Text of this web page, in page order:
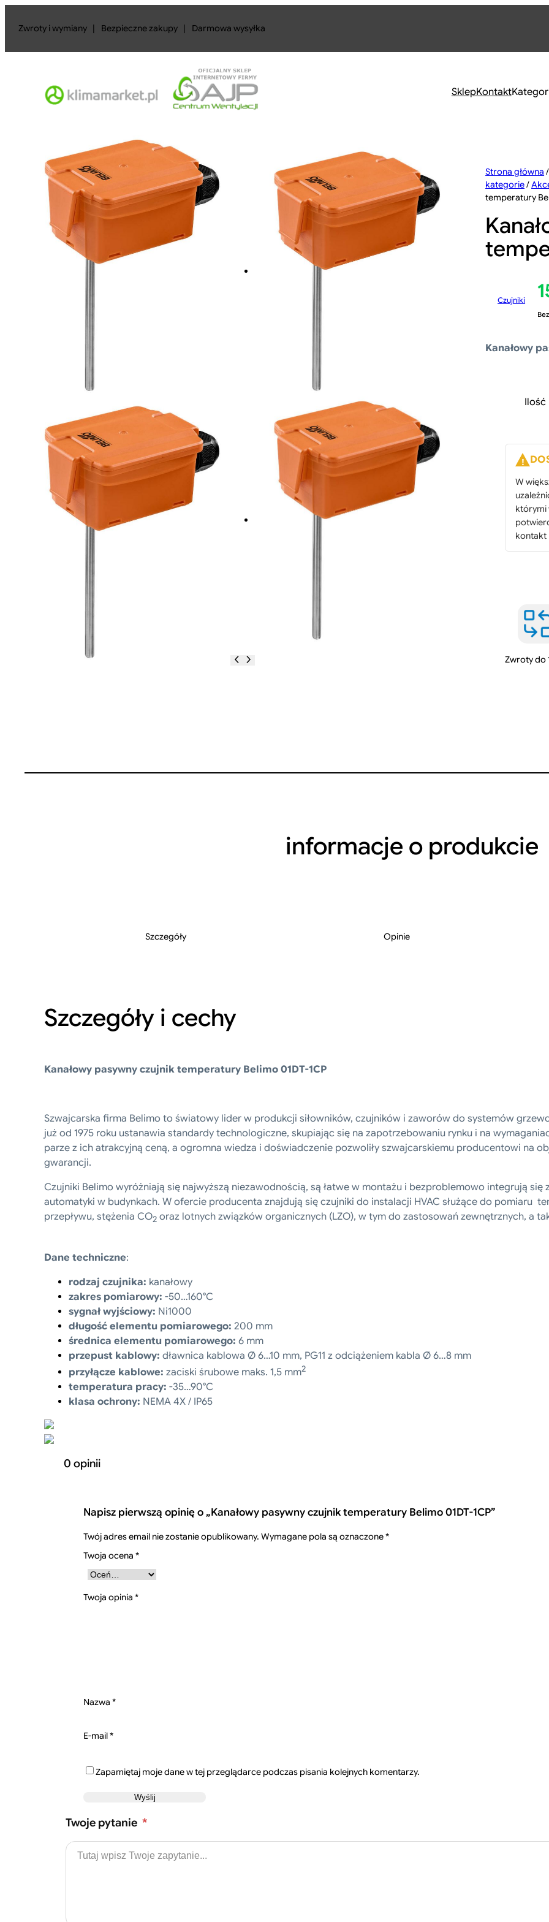
Zwroty i wymiany | Bezpieczne zakupy | Darmowa wysyłka
SklepKontakt
Strona główna
kategorie/
temperatury
Czujniki
Kanałowy
Ilość
i
ć
ł
i
-
1
W
którymi
kontakt
Zwroty do
informacje o produkcie
Szczegóły Opinie
Szczegóły i cechy
Kanałowy pasywny czujnik temperatury Belimo 01DT-1CP
Szwajcarska firma Belimo to światowy lider w produkcji siłowników, czujników i zaworów do systemów
już od 1975 roku ustanawia standardy technologiczne, skupiając się na zapotrzebowaniu rynku i na
parze z ich atrakcyjną ceną, a ogromna wiedza i doświadczenie pozwoliły szwajcarskiemu producentowi na
gwarancji.
Czujniki Belimo wyróżniają się najwyższą niezawodnością, są łatwe w montażu i bezproblemowo integrują
automatyki w budynkach. W ofercie producenta znajdują się czujniki do instalacji HVAC służące do pomiaru
przepływu, stężenia CO2 oraz lotnych związków organicznych (LZO), w tym do zastosowań zewnętrznych, a
Dane techniczne:
rodzaj czujnika: kanałowy
zakres pomiarowy: -50…160°C
sygnał wyjściowy: Ni1000
długość elementu pomiarowego: 200 mm
średnica elementu pomiarowego: 6 mm
przepust kablowy: dławnica kablowa Ø 6…10 mm, PG11 z odciążeniem kabla Ø 6…8 mm
przyłącze kablowe: zaciski śrubowe maks. 1,5 mm2
temperatura pracy: -35…90°C
klasa ochrony: NEMA 4X / IP65
0 opinii
Napisz pierwszą opinię o „Kanałowy pasywny czujnik temperatury Belimo 01DT-1CP”
Twój adres email nie zostanie opublikowany. Wymagane pola są oznaczone*
Twoja ocena *
Twoja opinia *
Nazwa *
E-mail*
Zapamiętaj moje dane w tej przeglądarce podczas pisania kolejnych komentarzy.
Twoje pytanie *